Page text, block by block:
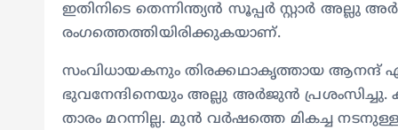
ഇതിനിടെ തെന്നിന്ത്യന്‍ സൂപ്പര്‍ സ്റ്റാര്‍
രംഗത്തെത്തിയിരിക്കുകയാണ്.
സംവിധായകനും തിരക്കഥാകൃത്തായ
ഭുവനേന്ദിനെയും അല്ലു അര്‍ജുന്‍ പ്രശംസിച്ചു.
താരം മറന്നില്ല. മുന്‍ വര്‍ഷത്തെ മികച്ച